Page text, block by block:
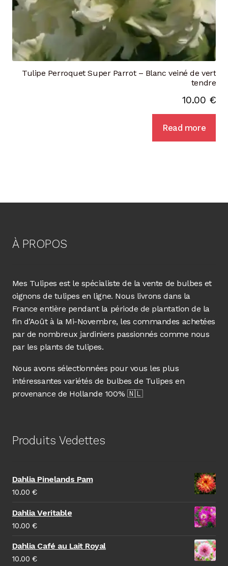
Tulipe Perroquet Super Parrot – Blanc veiné de vert
tendre
10.00 €
Read more
À PROPOS
Mes Tulipes est le spécialiste de la vente de bulbes et
oignons de tulipes en ligne. Nous livrons dans la
France entière pendant la période de plantation de la
fin d’Août à la Mi-Novembre, les commandes achetées
par de nombreux jardiniers passionnés comme nous
par les plants de tulipes.
Nous avons sélectionnées pour vous les plus
intéressantes variétés de bulbes de Tulipes en
provenance de Hollande 100% 🇳🇱
Produits Vedettes
Dahlia Pinelands Pam
10.00 €
Dahlia Veritable
10.00 €
Dahlia Café au Lait Royal
10.00 €